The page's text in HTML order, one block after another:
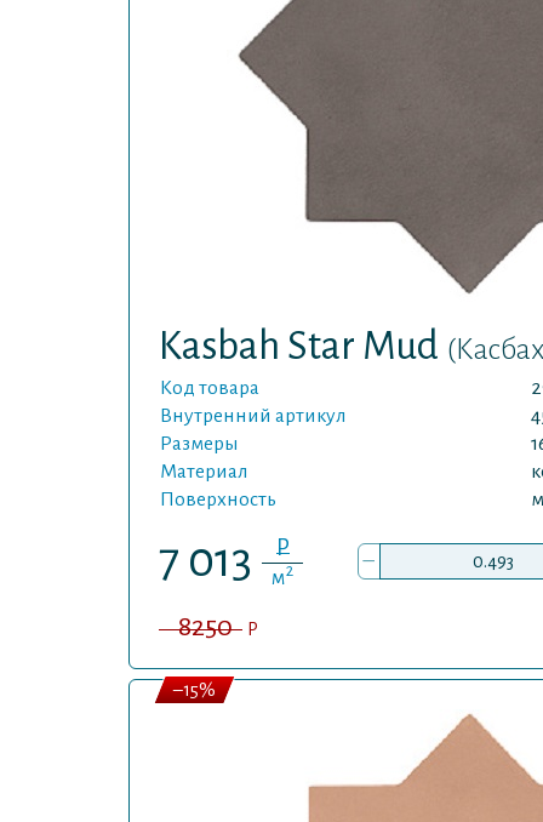
Kasbah Star Mud
Код товара
Внутренний артикул
Размеры
Материал
Поверхность
7 013 P
м2 –
8250 P
–15%